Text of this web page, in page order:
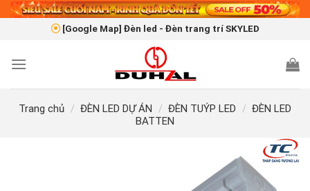
Skip
[Google Map] Đèn led - Đèn trang trí SKYLED
Trang chủ / ĐÈN LED DỰ ÁN / ĐÈN TUÝP LED / ĐÈN LED
BATTEN